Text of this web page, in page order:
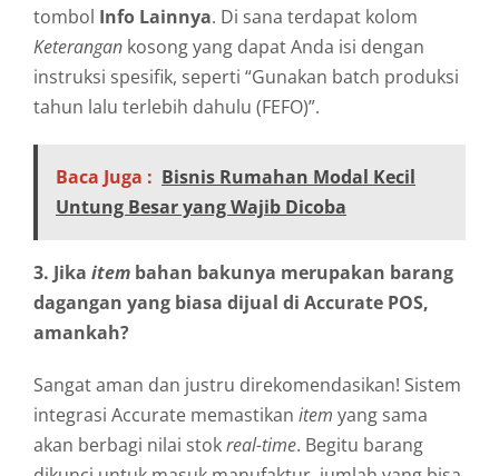
tombol Info Lainnya. Di sana terdapat kolom
Keterangan kosong yang dapat Anda isi dengan
instruksi spesifik, seperti “Gunakan batch produksi
tahun lalu terlebih dahulu (FEFO)”.
Baca Juga : Bisnis Rumahan Modal Kecil
Untung Besar yang Wajib Dicoba
3. Jika item bahan bakunya merupakan barang
dagangan yang biasa dijual di Accurate POS,
amankah?
Sangat aman dan justru direkomendasikan! Sistem
integrasi Accurate memastikan item yang sama
akan berbagi nilai stokreal-time. Begitu barang